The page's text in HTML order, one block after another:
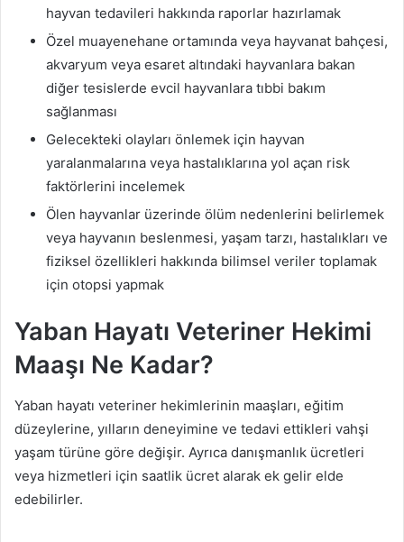
hayvan tedavileri hakkında raporlar hazırlamak
Özel muayenehane ortamında veya hayvanat bahçesi,
akvaryum veya esaret altındaki hayvanlara bakan
diğer tesislerde evcil hayvanlara tıbbi bakım
sağlanması
Gelecekteki olayları önlemek için hayvan
yaralanmalarına veya hastalıklarına yol açan risk
faktörlerini incelemek
Ölen hayvanlar üzerinde ölüm nedenlerini belirlemek
veya hayvanın beslenmesi, yaşam tarzı, hastalıkları ve
fiziksel özellikleri hakkında bilimsel veriler toplamak
için otopsi yapmak
Yaban Hayatı Veteriner Hekimi
Maaşı Ne Kadar?
Yaban hayatı veteriner hekimlerinin maaşları, eğitim
düzeylerine, yılların deneyimine ve tedavi ettikleri vahşi
yaşam türüne göre değişir. Ayrıca danışmanlık ücretleri
veya hizmetleri için saatlik ücret alarak ek gelir elde
edebilirler.